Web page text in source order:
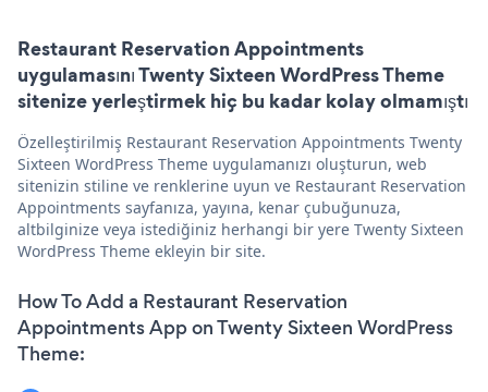
Restaurant Reservation Appointments
uygulamasını Twenty Sixteen WordPress Theme
sitenize yerleştirmek hiç bu kadar kolay olmamıştı
Özelleştirilmiş Restaurant Reservation Appointments Twenty
Sixteen WordPress Theme uygulamanızı oluşturun, web
sitenizin stiline ve renklerine uyun ve Restaurant Reservation
Appointments sayfanıza, yayına, kenar çubuğunuza,
altbilginize veya istediğiniz herhangi bir yere Twenty Sixteen
WordPress Theme ekleyin bir site.
How To Add a Restaurant Reservation
Appointments App on Twenty Sixteen WordPress
Theme: